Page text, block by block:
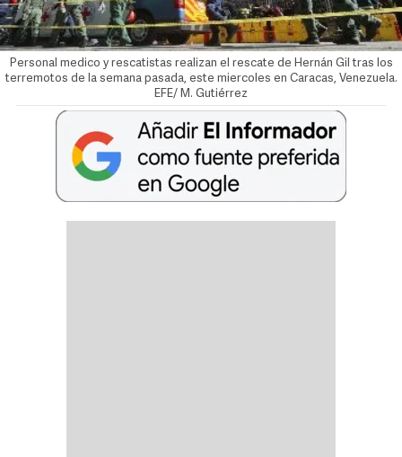
Personal medico y rescatistas realizan el rescate de Hernán Gil tras los
terremotos de la semana pasada, este miercoles en Caracas, Venezuela.
EFE/ M. Gutiérrez